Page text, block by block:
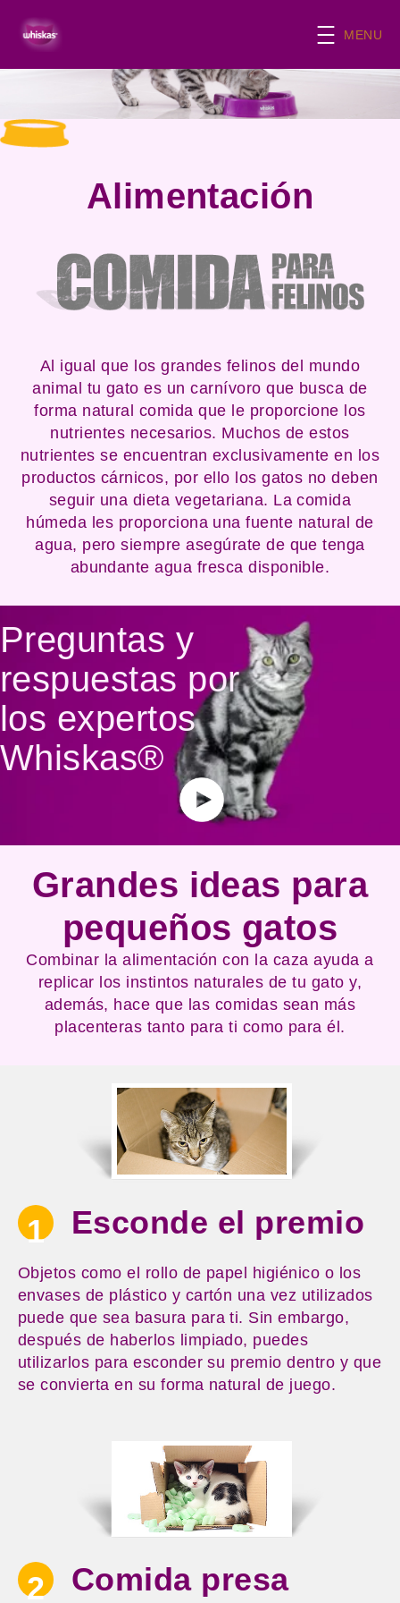
MENU
Alimentación
Al igual que los grandes felinos del mundo
animal tu gato es un carnívoro que busca de
forma natural comida que le proporcione los
nutrientes necesarios. Muchos de estos
nutrientes se encuentran exclusivamente en los
productos cárnicos, por ello los gatos no deben
seguir una dieta vegetariana. La comida
húmeda les proporciona una fuente natural de
agua, pero siempre asegúrate de que tenga
abundante agua fresca disponible.
Preguntas y
respuestas por
los expertos
Whiskas®
(opens in
Grandes ideas para
pequeños gatos
Combinar la alimentación con la caza ayuda a
replicar los instintos naturales de tu gato y,
además, hace que las comidas sean más
placenteras tanto para ti como para él.
1 Esconde el premio
Objetos como el rollo de papel higiénico o los
envases de plástico y cartón una vez utilizados
puede que sea basura para ti. Sin embargo,
después de haberlos limpiado, puedes
utilizarlos para esconder su premio dentro y que
se convierta en su forma natural de juego.
2 Comida presa